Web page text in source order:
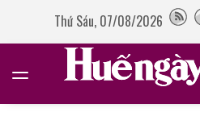
Thứ Sáu, 07/08/2026